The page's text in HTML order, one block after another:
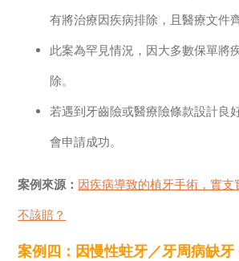
有將治療因疾病排除，且醫療文件齊
此案為罕見情況，因大多數保單將
除。
若遇到牙齒險或醫療險條款設計良
會申請成功。
案例來源： 因疾病導致的植牙手術，實
不該賠？
案例四：因慢性蛀牙／牙周病缺